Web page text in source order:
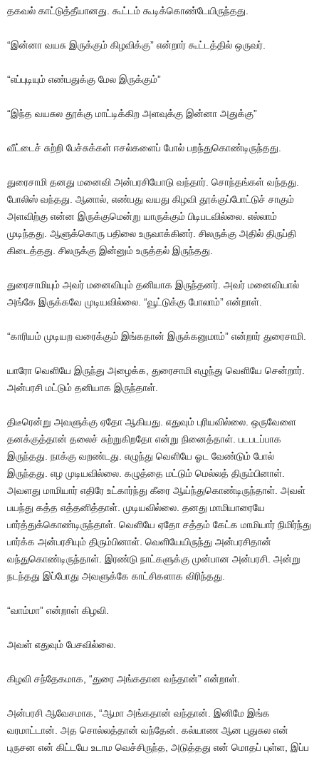
தகவல் காட்டுத்தீயானது. கூட்டம் கூடிக்கொண்டேயிருந்தது.
“இன்னா வயசு இருக்கும் கிழவிக்கு” என்றார் கூட்டத்தில் ஒருவர்.
“எப்புடியும் எண்பதுக்கு மேல இருக்கும்”
“இந்த வயசுல தூக்கு மாட்டிக்கிற அளவுக்கு இன்னா அதுக்கு”
வீட்டைச் சுற்றி பேச்சுக்கள் ஈசல்களைப் போல் பறந்துகொண்டிருந்தது.
துரைசாமி தனது மனைவி அன்பரசியோடு வந்தார். சொந்தங்கள் வந்தது.
போலிஸ் வந்தது. ஆனால், எண்பது வயது கிழவி தூக்குப்போட்டுச் சாகும்
அளவிற்கு என்ன இருக்குமென்று யாருக்கும் பிடிபடவில்லை. எல்லாம்
முடிந்தது. ஆளுக்கொரு பதிலை உருவாக்கினர். சிலருக்கு அதில் திருப்தி
கிடைத்தது. சிலருக்கு இன்னும் உருத்தல் இருந்தது.
துரைசாமியும் அவர் மனைவியும் தனியாக இருந்தனர். அவர் மனைவியால்
அங்கே இருக்கவே முடியவில்லை. “வூட்டுக்கு போலாம்” என்றாள்.
“காரியம் முடியற வரைக்கும் இங்கதான் இருக்கனுமாம்” என்றார் துரைசாமி.
யாரோ வெளியே இருந்து அழைக்க, துரைசாமி எழுந்து வெளியே சென்றார்.
அன்பரசி மட்டும் தனியாக இருந்தாள்.
திடீரென்று அவளுக்கு ஏதோ ஆகியது. எதுவும் புரியவில்லை. ஒருவேளை
தனக்குத்தான் தலைச் சுற்றுகிறதோ என்று நினைத்தாள். படபடப்பாக
இருந்தது. நாக்கு வறண்டது. எழுந்து வெளியே ஓட வேண்டும் போல்
இருந்தது. எழ முடியவில்லை. கழுத்தை மட்டும் மெல்லத் திரும்பினாள்.
அவளது மாமியார் எதிரே உட்கார்ந்து கீரை ஆய்ந்துகொண்டிருந்தாள். அவள்
பயந்து கத்த எத்தனித்தாள். முடியவில்லை. தனது மாமியாரையே
பார்த்துக்கொண்டிருந்தாள். வெளியே ஏதோ சத்தம் கேட்க மாமியார் நிமிர்ந்து
பார்க்க அன்பரசியும் திரும்பினாள். வெளியேயிருந்து அன்பரசிதான்
வந்துகொண்டிருந்தாள். இரண்டு நாட்களுக்கு முன்பான அன்பரசி. அன்று
நடந்தது இப்போது அவளுக்கே காட்சிகளாக விரிந்தது.
“வாம்மா” என்றாள் கிழவி.
அவள் எதுவும் பேசவில்லை.
கிழவி சந்தேகமாக, “துரை அங்கதான வந்தான்” என்றாள்.
அன்பரசி ஆவேசமாக, “ஆமா அங்கதான் வந்தான். இனிமே இங்க
வரமாட்டான். அத சொல்லத்தான் வந்தேன். கல்யாண ஆன புதுசுல என்
புருசன என் கிட்டயே உடாம வெச்சிருந்த, அடுத்தது என் மொதப் புள்ள, இப்ப